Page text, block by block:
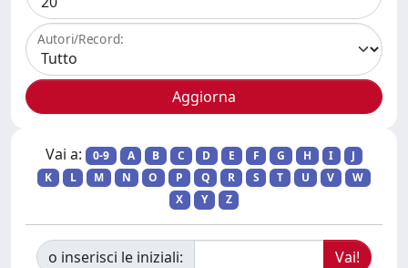
Autori/Record:
Vai a: 0-9 A B C D E F G H I
J
K
L M N O P Q R S T U V
W
X
Y Z
o inserisci le iniziali: